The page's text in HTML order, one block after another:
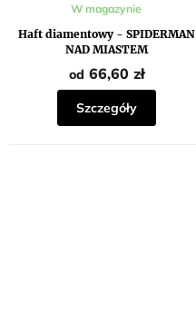
Haft diamentowy - SPIDERMAN
NAD MIASTEM
W magazynie
od 66,60 zł
Szczegóły